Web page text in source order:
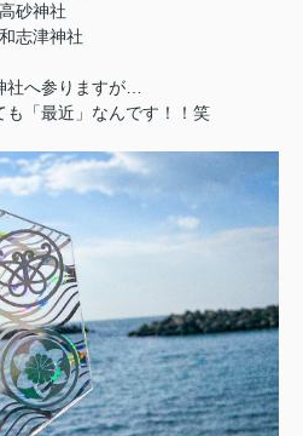
高砂神社
志津神社
社へ参りますが…
も「最近」なんです！！笑